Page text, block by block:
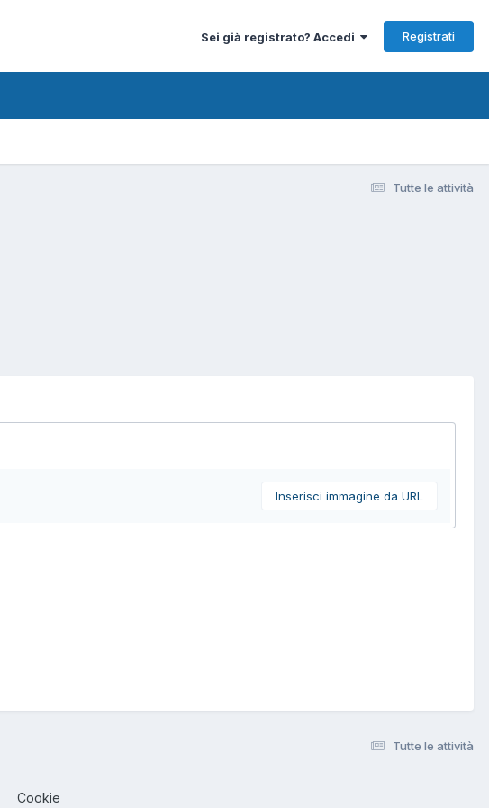
Sei già registrato? Accedi Registrati
Tutte le attività
Inserisci immagine da URL
Tutte le attività
Cookie